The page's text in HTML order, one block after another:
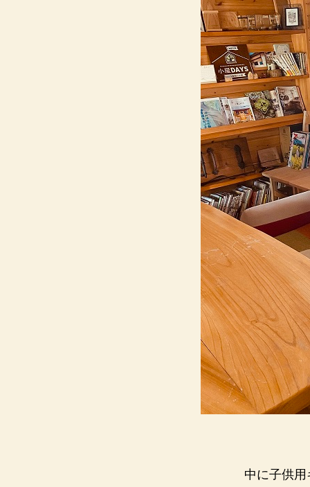
中に子供